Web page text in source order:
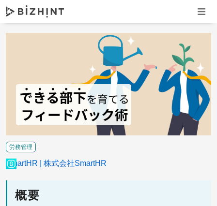
ナビ
概要
労務管理
SmartHR 株式会社SmartHR